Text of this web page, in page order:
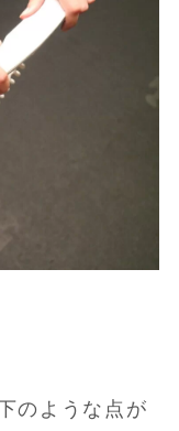
のような点が